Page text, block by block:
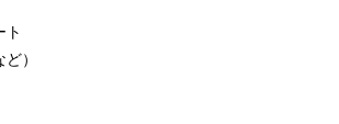
ト
）